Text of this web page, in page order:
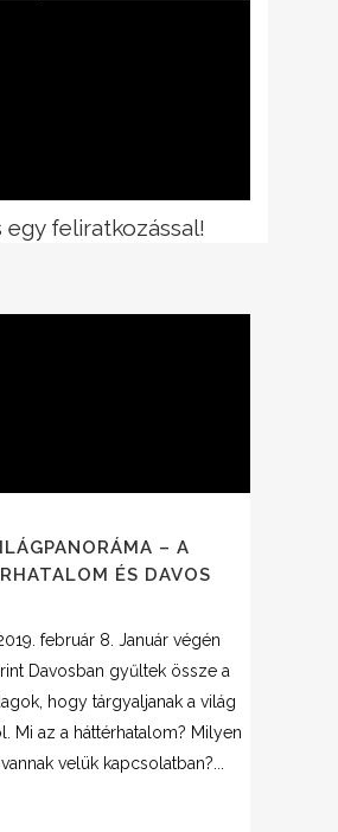
egy feliratkozással!
– A
ÉS DAVOS
február 8. Január végén
Davosban gyűltek össze a
hogy tárgyaljanak a világ
Mi az a háttérhatalom? Milyen
velük kapcsolatban?...